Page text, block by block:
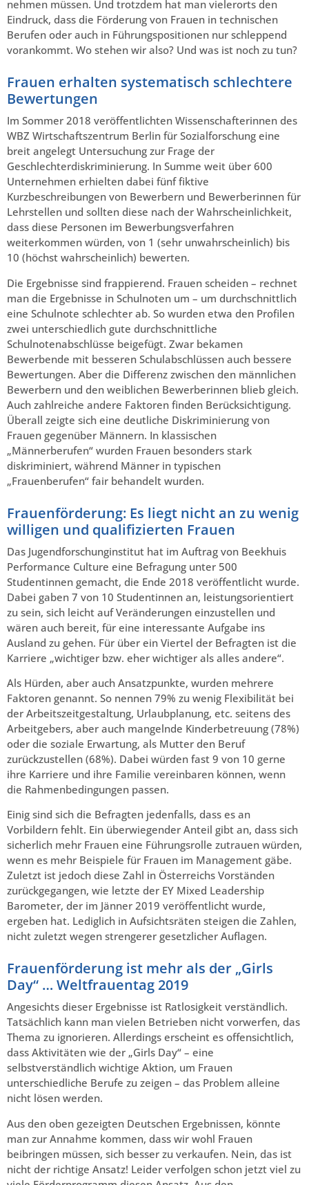
nehmen müssen. Und trotzdem hat man vielerorts den
Eindruck, dass die Förderung von Frauen in technischen
Berufen oder auch in Führungspositionen nur schleppend
vorankommt. Wo stehen wir also? Und was ist noch zu tun?
Frauen erhalten systematisch schlechtere
Bewertungen
Im Sommer 2018 veröffentlichten Wissenschafterinnen des
WBZ Wirtschaftszentrum Berlin für Sozialforschung eine
breit angelegt Untersuchung zur Frage der
Geschlechterdiskriminierung. In Summe weit über 600
Unternehmen erhielten dabei fünf fiktive
Kurzbeschreibungen von Bewerbern und Bewerberinnen für
Lehrstellen und sollten diese nach der Wahrscheinlichkeit,
dass diese Personen im Bewerbungsverfahren
weiterkommen würden, von 1 (sehr unwahrscheinlich) bis
10 (höchst wahrscheinlich) bewerten.
Die Ergebnisse sind frappierend. Frauen scheiden – rechnet
man die Ergebnisse in Schulnoten um – um durchschnittlich
eine Schulnote schlechter ab. So wurden etwa den Profilen
zwei unterschiedlich gute durchschnittliche
Schulnotenabschlüsse beigefügt. Zwar bekamen
Bewerbende mit besseren Schulabschlüssen auch bessere
Bewertungen. Aber die Differenz zwischen den männlichen
Bewerbern und den weiblichen Bewerberinnen blieb gleich.
Auch zahlreiche andere Faktoren finden Berücksichtigung.
Überall zeigte sich eine deutliche Diskriminierung von
Frauen gegenüber Männern. In klassischen
„Männerberufen“ wurden Frauen besonders stark
diskriminiert, während Männer in typischen
„Frauenberufen“ fair behandelt wurden.
Frauenförderung: Es liegt nicht an zu wenig
willigen und qualifizierten Frauen
Das Jugendforschunginstitut hat im Auftrag von Beekhuis
Performance Culture eine Befragung unter 500
Studentinnen gemacht, die Ende 2018 veröffentlicht wurde.
Dabei gaben 7 von 10 Studentinnen an, leistungsorientiert
zu sein, sich leicht auf Veränderungen einzustellen und
wären auch bereit, für eine interessante Aufgabe ins
Ausland zu gehen. Für über ein Viertel der Befragten ist die
Karriere „wichtiger bzw. eher wichtiger als alles andere“.
Als Hürden, aber auch Ansatzpunkte, wurden mehrere
Faktoren genannt. So nennen 79% zu wenig Flexibilität bei
der Arbeitszeitgestaltung, Urlaubplanung, etc. seitens des
Arbeitgebers, aber auch mangelnde Kinderbetreuung (78%)
oder die soziale Erwartung, als Mutter den Beruf
zurückzustellen (68%). Dabei würden fast 9 von 10 gerne
ihre Karriere und ihre Familie vereinbaren können, wenn
die Rahmenbedingungen passen.
Einig sind sich die Befragten jedenfalls, dass es an
Vorbildern fehlt. Ein überwiegender Anteil gibt an, dass sich
sicherlich mehr Frauen eine Führungsrolle zutrauen würden,
wenn es mehr Beispiele für Frauen im Management gäbe.
Zuletzt ist jedoch diese Zahl in Österreichs Vorständen
zurückgegangen, wie letzte der EY Mixed Leadership
Barometer, der im Jänner 2019 veröffentlicht wurde,
ergeben hat. Lediglich in Aufsichtsräten steigen die Zahlen,
nicht zuletzt wegen strengerer gesetzlicher Auflagen.
Frauenförderung ist mehr als der „Girls
Day“ … Weltfrauentag 2019
Angesichts dieser Ergebnisse ist Ratlosigkeit verständlich.
Tatsächlich kann man vielen Betrieben nicht vorwerfen, das
Thema zu ignorieren. Allerdings erscheint es offensichtlich,
dass Aktivitäten wie der „Girls Day“ – eine
selbstverständlich wichtige Aktion, um Frauen
unterschiedliche Berufe zu zeigen – das Problem alleine
nicht lösen werden.
Aus den oben gezeigten Deutschen Ergebnissen, könnte
man zur Annahme kommen, dass wir wohl Frauen
beibringen müssen, sich besser zu verkaufen. Nein, das ist
nicht der richtige Ansatz! Leider verfolgen schon jetzt viel zu